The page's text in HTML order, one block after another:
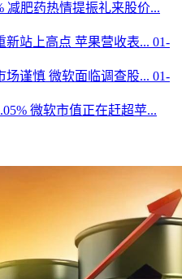
减肥药热情提振礼来股价...
新站上高点 苹果营收表... 01-
场谨慎 微软面临调查股... 01-
微软市值正在赶超苹...